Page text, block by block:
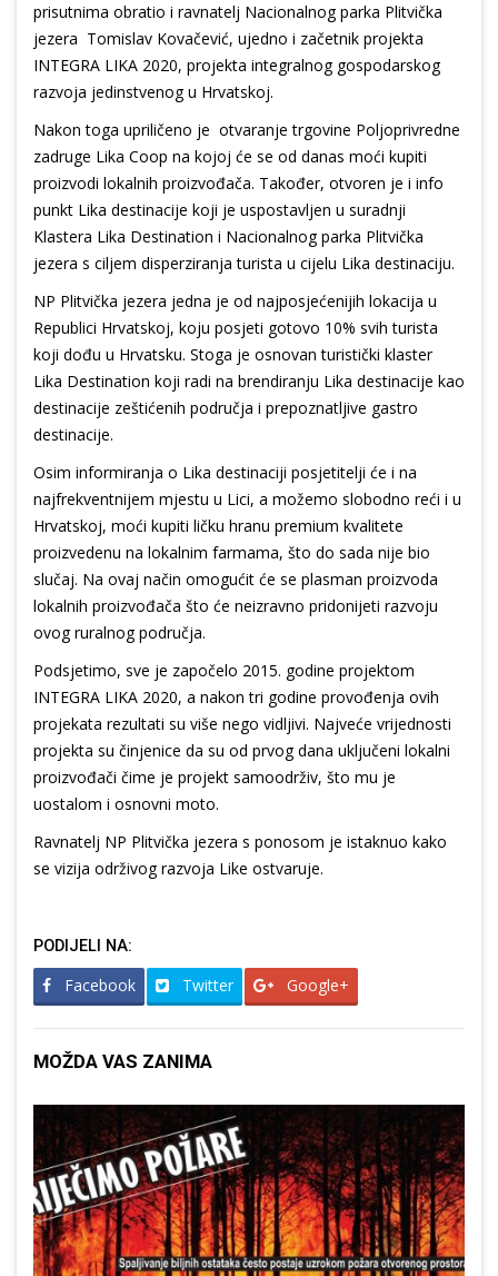
prisutnima obratio i ravnatelj Nacionalnog parka Plitvička
jezera Tomislav Kovačević, ujedno i začetnik projekta
INTEGRA LIKA 2020, projekta integralnog gospodarskog
razvoja jedinstvenog u Hrvatskoj.
Nakon toga upriličeno je otvaranje trgovine Poljoprivredne
zadruge Lika Coop na kojoj će se od danas moći kupiti
proizvodi lokalnih proizvođača. Također, otvoren je i info
punkt Lika destinacije koji je uspostavljen u suradnji
Klastera Lika Destination i Nacionalnog parka Plitvička
jezera s ciljem disperziranja turista u cijelu Lika destinaciju.
NP Plitvička jezera jedna je od najposjećenijih lokacija u
Republici Hrvatskoj, koju posjeti gotovo 10% svih turista
koji dođu u Hrvatsku. Stoga je osnovan turistički klaster
Lika Destination koji radi na brendiranju Lika destinacije kao
destinacije zeštićenih područja i prepoznatljive gastro
destinacije.
Osim informiranja o Lika destinaciji posjetitelji će i na
najfrekventnijem mjestu u Lici, a možemo slobodno reći i u
Hrvatskoj, moći kupiti ličku hranu premium kvalitete
proizvedenu na lokalnim farmama, što do sada nije bio
slučaj. Na ovaj način omogućit će se plasman proizvoda
lokalnih proizvođača što će neizravno pridonijeti razvoju
ovog ruralnog područja.
Podsjetimo, sve je započelo 2015. godine projektom
INTEGRA LIKA 2020, a nakon tri godine provođenja ovih
projekata rezultati su više nego vidljivi. Najveće vrijednosti
projekta su činjenice da su od prvog dana uključeni lokalni
proizvođači čime je projekt samoodrživ, što mu je
uostalom i osnovni moto.
Ravnatelj NP Plitvička jezera s ponosom je istaknuo kako
se vizija održivog razvoja Like ostvaruje.
PODIJELI NA:
Facebook Twitter Google+
MOŽDA VAS ZANIMA